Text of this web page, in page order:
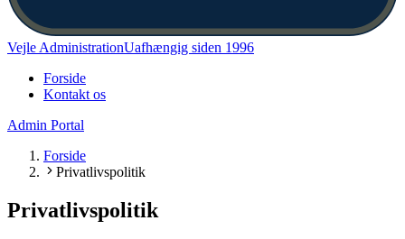
Vejle AdministrationUafhængig siden 1996
Forside
Kontakt os
Admin Portal
Forside
Privatlivspolitik
Privatlivspolitik